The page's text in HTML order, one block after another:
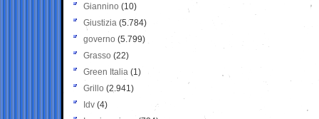
Giannino (10)
Giustizia (5.784)
governo (5.799)
Grasso (22)
Green Italia (1)
Grillo (2.941)
Idv (4)